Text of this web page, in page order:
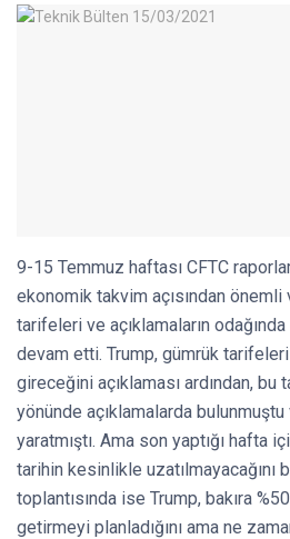
9-15 Temmuz haftası CFTC
ekonomik takvim açısından önemli
tarifeleri ve açıklamaların
devam etti. Trump, gümrük
gireceğini açıklaması ardından, bu
yönünde açıklamalarda
yaratmıştı. Ama son yaptığı hafta
tarihin kesinlikle uzatılmayacağını
toplantısında ise Trump, bakıra
getirmeyi planladığını ama ne